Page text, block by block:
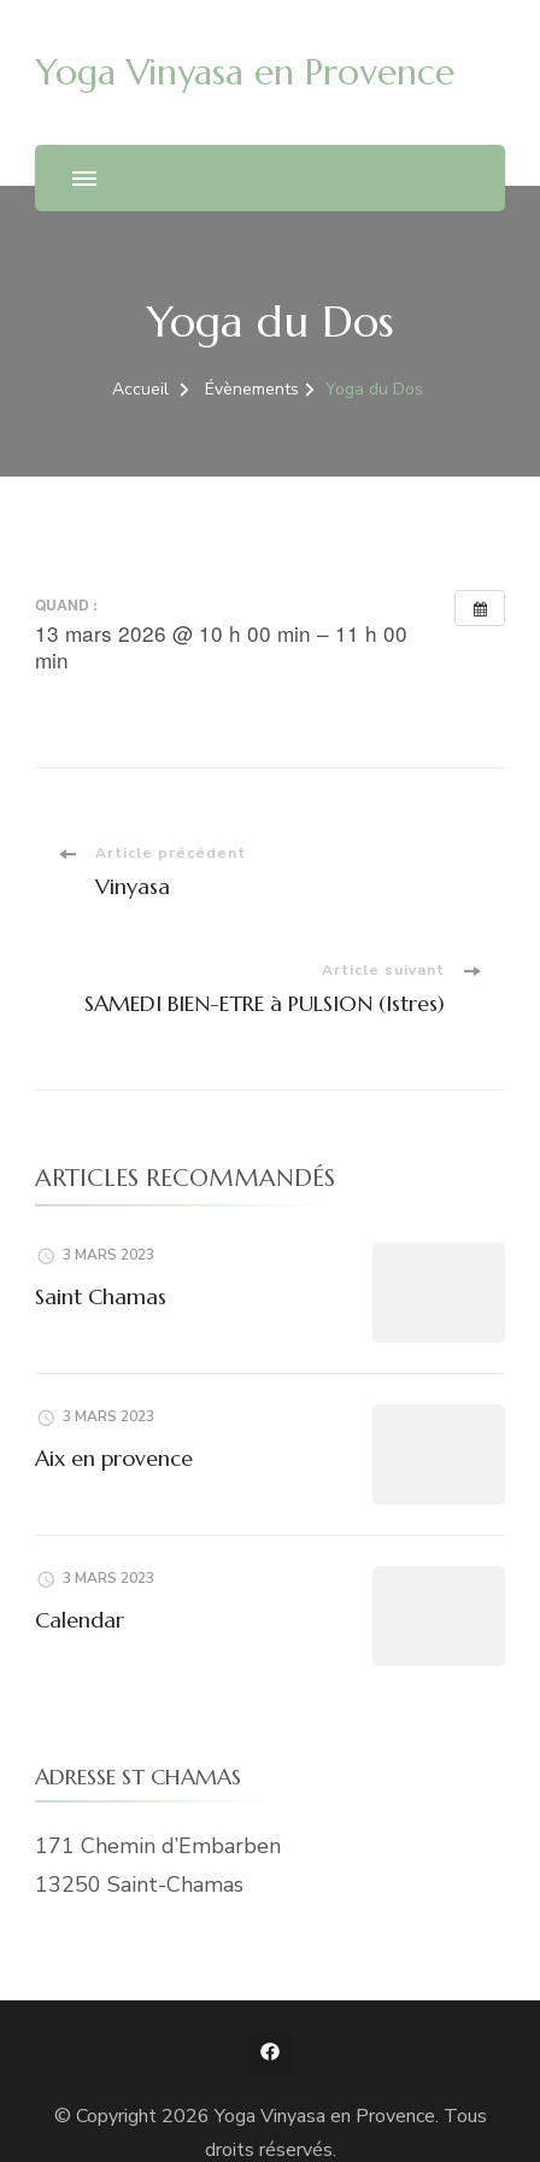
Yoga Vinyasa en Provence
Yoga du Dos
Accueil Évènements Yoga du Dos
QUAND :
13 mars 2026 @ 10 h 00 min – 11 h 00
min
Navigation
Article précédent
Vinyasa
Article suivant
SAMEDI BIEN-ETRE à PULSION (Istres)
ARTICLES RECOMMANDÉS
3 MARS 2023
Saint Chamas
3 MARS 2023
Aix en provence
3 MARS 2023
Calendar
ADRESSE ST CHAMAS
171 Chemin d’Embarben
13250 Saint-Chamas
© Copyright 2026Yoga Vinyasa en Provence. Tous
droits réservés.